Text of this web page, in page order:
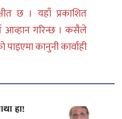
छ । यहाँ प्रकाशित
आव्हान गरिन्छ । कसैले
कानुनी कार्वाही